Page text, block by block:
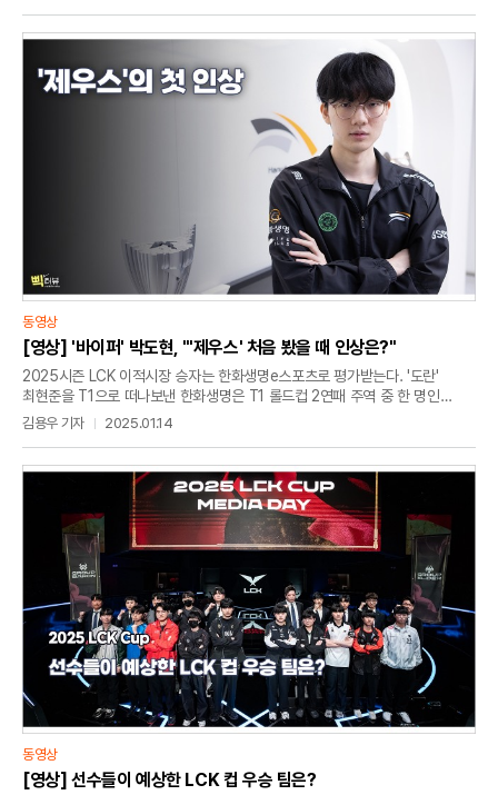
묻자 "프로게이머 생활을 하면서 낮과 밤이 바뀌고 똑같은 패턴으로 계속
살다보니 시간이 빨리 간다는 생각이 들었다"라며 "훈련소에 있을 때는 시간이
느리게 갔는데 '아 이렇게 사는 것도 나쁘지 않다'라는 생각이 들었다. 그리고
건강한 삶을 살 수 있었다. 원래 감
동영상
[영상] '바이퍼' 박도현, "'제우스' 처음 봤을 때 인상은?"
2025시즌 LCK 이적시장 승자는 한화생명e스포츠로 평가받는다. '도란'
최현준을 T1으로 떠나보낸 한화생명은 T1 롤드컵 2연패 주역 중 한 명인
'제우스' 최우제를 데리고 왔기 때문이다. '제우스'를 영입한 한화생명은 강력한
일본 삿포로 워크샵 가기 전에 짐을 싸고 있었다. 처음에는 그런가 보다고
생각했다. 2024년 우승했던 선수이기 때문에 잘하지 않겠느냐고
생각했다"라며 "처음에 봤을 때는 04년생이라서 막내 같은 느낌이 들 줄
알았는데 그건 아니었다. 약간 능구렁이 스타일
김용우 기자 2025.01.14
동영상
[영상] 선수들이 예상한 LCK 컵 우승 팀은?